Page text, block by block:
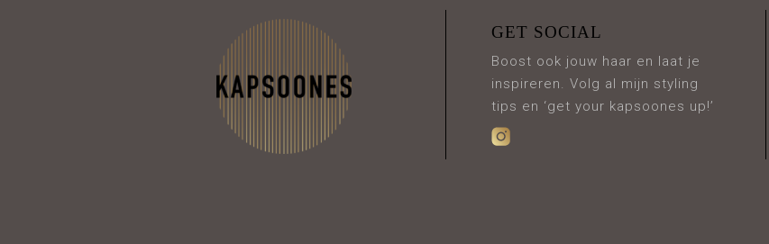
GET SOCIAL
Boost ook jouw haar en laat je
inspireren. Volg al mijn styling
tips en ‘get your kapsoones up!’